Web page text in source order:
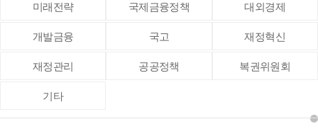
미래전략 국제금융정책 대외경제
개발금융 국고 재정혁신
재정관리 공공정책 복권위원회
기타